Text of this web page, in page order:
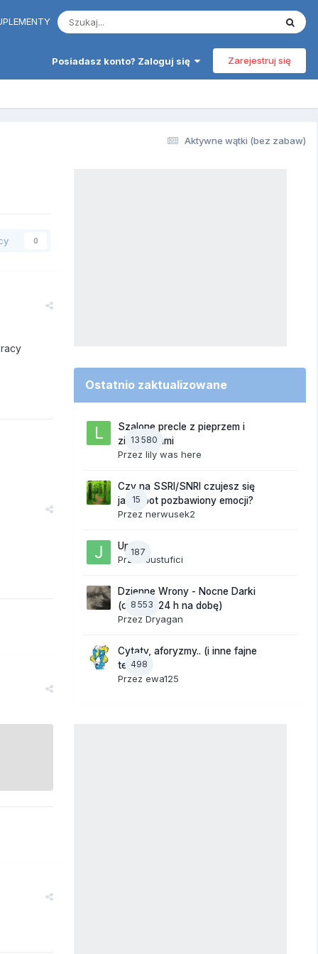
Posiadasz konto? Zaloguj się Zarejestruj się
Aktywne wątki (bez zabaw)
0
Ostatnio zaktualizowane
13 580
Szalone precle z pieprzem i
ziemniakami
Przez lily was here
15
Czy na SSRI/SNRI czujesz się
jak robot pozbawiony emocji?
Przez nerwusek2
187
Upały
Przez Justufici
8 553
Dzienne Wrony - Nocne Darki
(czynne 24 h na dobę)
Przez Dryagan
498
Cytaty, aforyzmy.. (i inne fajne
teksty)
Przez ewa125